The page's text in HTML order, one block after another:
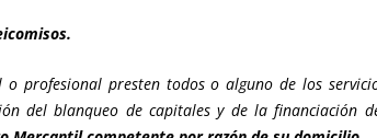
profesional presten todos o alguno de los
del blanqueo de capitales y de la financiación